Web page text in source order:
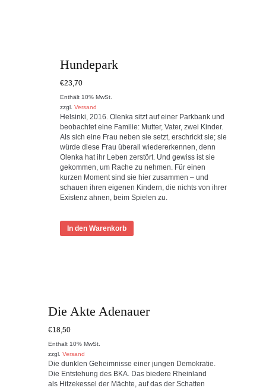
Hundepark
€23,70
Enthält 10% MwSt.
zzgl. Versand
Helsinki, 2016. Olenka sitzt auf einer Parkbank und
beobachtet eine Familie: Mutter, Vater, zwei Kinder.
Als sich eine Frau neben sie setzt, erschrickt sie; sie
würde diese Frau überall wiedererkennen, denn
Olenka hat ihr Leben zerstört. Und gewiss ist sie
gekommen, um Rache zu nehmen. Für einen
kurzen Moment sind sie hier zusammen – und
schauen ihren eigenen Kindern, die nichts von ihrer
Existenz ahnen, beim Spielen zu.
In den Warenkorb
Die Akte Adenauer
€18,50
Enthält 10% MwSt.
zzgl. Versand
Die dunklen Geheimnisse einer jungen Demokratie.
Die Entstehung des BKA. Das biedere Rheinland
als Hitzekessel der Mächte, auf das der Schatten